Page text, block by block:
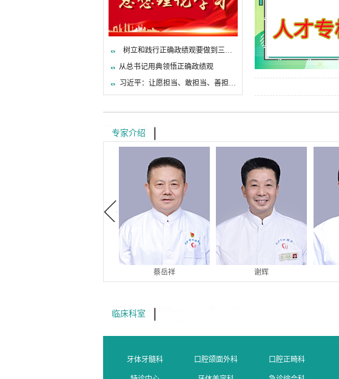
树立和践行正确政绩观要做到三个
“认认真真、扎扎实实”
从总书记用典领悟正确政绩观
习近平：让愿担当、敢担当、善担当
专家介绍
蔡岳祥 谢辉
临床科室
牙体牙髓科 口腔颌面外科 口腔正畸科